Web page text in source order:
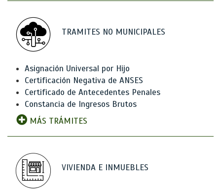
TRAMITES NO MUNICIPALES
Asignación Universal por Hijo
Certificación Negativa de ANSES
Certificado de Antecedentes Penales
Constancia de Ingresos Brutos
MÁS TRÁMITES
VIVIENDA E INMUEBLES